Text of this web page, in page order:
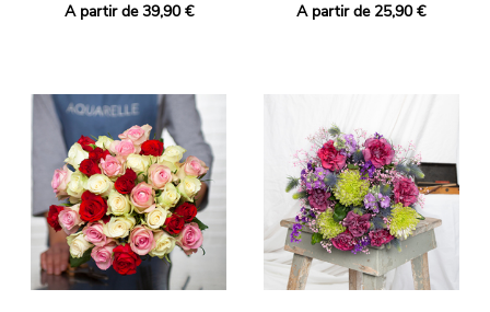
A partir de 39,90 € A partir de 25,90 €